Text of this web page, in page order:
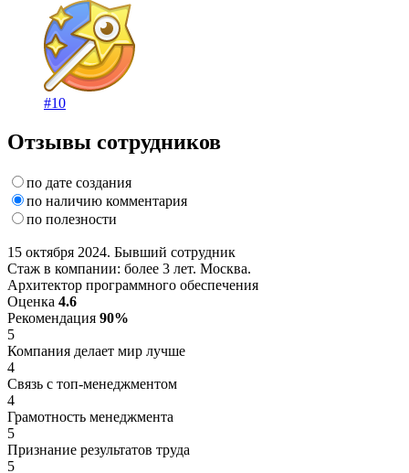
#10
Отзывы сотрудников
по дате создания
по наличию комментария
по полезности
15 октября 2024. Бывший сотрудник
Стаж в компании: более 3 лет. Москва.
Архитектор программного обеспечения
Оценка 4.6
Рекомендация 90%
5
Компания делает мир лучше
4
Связь с топ-менеджментом
4
Грамотность менеджмента
5
Признание результатов труда
5